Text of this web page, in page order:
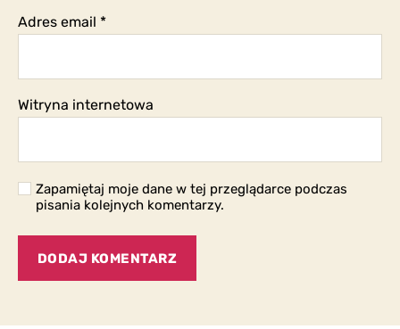
Adres email *
Witryna internetowa
Zapamiętaj moje dane w tej przeglądarce podczas
pisania kolejnych komentarzy.